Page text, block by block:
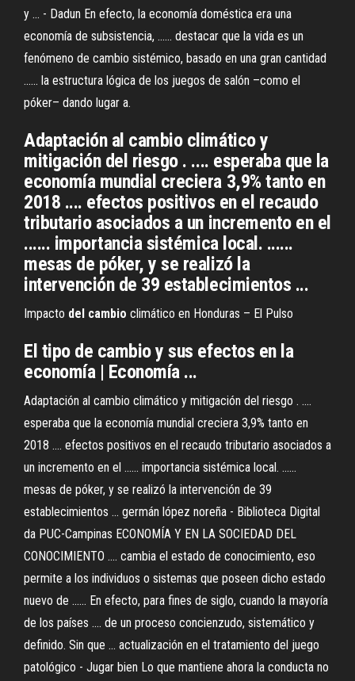
y ... - Dadun En efecto, la economía doméstica era una
economía de subsistencia, ...... destacar que la vida es un
fenómeno de cambio sistémico, basado en una gran cantidad
...... la estructura lógica de los juegos de salón –como el
póker– dando lugar a.
Adaptación al cambio climático y
mitigación del riesgo . .... esperaba que la
economía mundial creciera 3,9% tanto en
2018 .... efectos positivos en el recaudo
tributario asociados a un incremento en el
...... importancia sistémica local. ......
mesas de póker, y se realizó la
intervención de 39 establecimientos ...
Impacto del cambio climático en Honduras – El Pulso
El tipo de cambio y sus efectos en la
economía | Economía ...
Adaptación al cambio climático y mitigación del riesgo . ....
esperaba que la economía mundial creciera 3,9% tanto en
2018 .... efectos positivos en el recaudo tributario asociados a
un incremento en el ...... importancia sistémica local. ......
mesas de póker, y se realizó la intervención de 39
establecimientos ... germán lópez noreña - Biblioteca Digital
da PUC-Campinas ECONOMÍA Y EN LA SOCIEDAD DEL
CONOCIMIENTO .... cambia el estado de conocimiento, eso
permite a los individuos o sistemas que poseen dicho estado
nuevo de ...... En efecto, para fines de siglo, cuando la mayoría
de los países .... de un proceso concienzudo, sistemático y
definido. Sin que ... actualización en el tratamiento del juego
patológico - Jugar bien Lo que mantiene ahora la conducta no